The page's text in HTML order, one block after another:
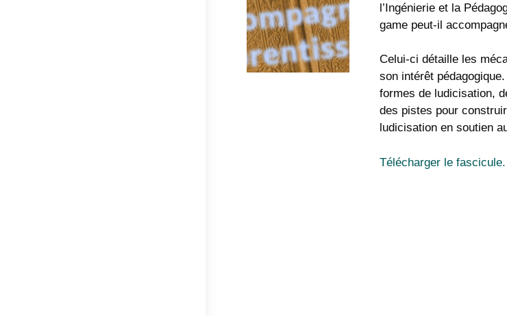
l’Ingénierie et la
game peut-il
Celui-ci détaille les
son intérêt
formes de ludicisation,
des pistes pour
ludicisation en soutien
Télécharger le fascicule.